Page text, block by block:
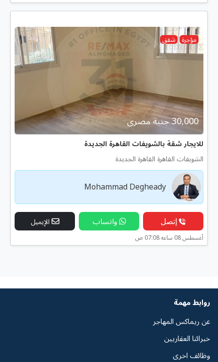
مؤجرة شقق
30,000 جنية مصرى
للايجار شقة بالشويفات القاهرة الجديدة
الشويفات القاهرة القاهرة الجديدة
Mohammad Degheady
إتصل واتساب الإيميل
أغسطس 08 ساعه 07:08 ص
روابط مهمة
عن ريماكس المهاجر
خبرائنا العقاريين
وظائف اخرى